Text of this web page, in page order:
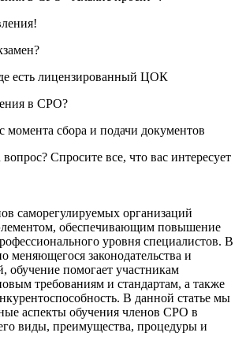
есть лицензированный ЦОК
в СРО?
момента сбора и подачи документов
Спросите все, что вас интересует
саморегулируемых организаций
обеспечивающим повышение
уровня специалистов. В
меняющегося законодательства и
обучение помогает участникам
требованиям и стандартам, а также
В данной статье мы
аспекты обучения членов СРО в
виды, преимущества, процедуры и